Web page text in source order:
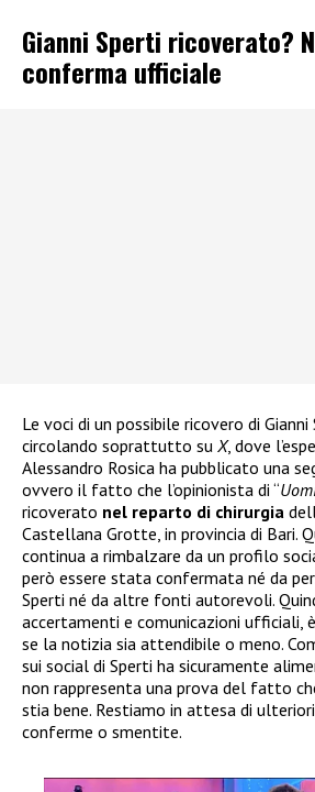
Gianni Sperti ricoverato?
conferma ufficiale
Le voci di un possibile ricovero di
circolando soprattutto su X, dove
Alessandro Rosica ha pubblicato una
ovvero il fatto che l’opinionista di “
ricoverato nel reparto di chirurgia
Castellana Grotte, in provincia di Bari.
continua a rimbalzare da un profilo
però essere stata confermata né da
Sperti né da altre fonti autorevoli.
accertamenti e comunicazioni ufficiali,
se la notizia sia attendibile o meno.
sui social di Sperti ha sicuramente
non rappresenta una prova del fatto
stia bene. Restiamo in attesa di
conferme o smentite.